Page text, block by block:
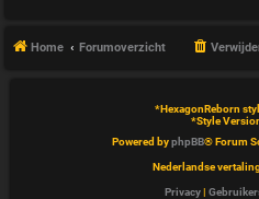
A Home Forumoverzicht
*HexagonReborn
*Style
Powered byphpBB® Forum
Nederlandse
Privacy|